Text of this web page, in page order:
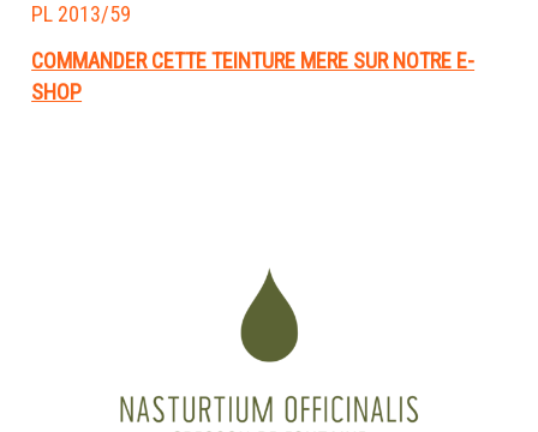
PL 2013/59
COMMANDER CETTE TEINTURE MERE SUR NOTRE E-
SHOP